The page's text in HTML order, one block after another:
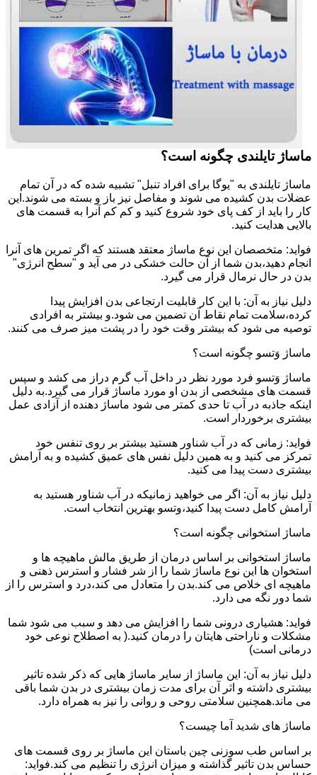
ماساژ تایلندی چگونه است؟
ماساژ تایلندی به "یوگا برای افراد تنبل" تشبیه شده که در آن تمام
عضلات بدن کشیده می شوند و مفاصل نیز باز و بسته می شوند.این
کار را باید از کف پای خود شروع کنید و کم کم آنرا به قسمت های
بالایی هدایت کنید.
فواید: متخصصان این نوع ماساژ معتقد هستند که اگر تمرین های آنرا
انجام دهید،بدن شما از آن حالت خشکی در می آید و "سطح انرژی"
بدن در حال نرمال قرار می گیرد.
دلیل نیاز به آن: با این کار قابلیت ارتجاعی بدن افزایش پیدا
کرده،سلامت تمام نقاط آن تضمین می شود.و بیشتر به افرادی
توصیه می شود که بیشتر وقت خود را در پشت میز صرف می کنند.
ماساژ وَتسو چگونه است؟
ماساژ وَتسو فرد مورد نظر در داخل آب گرم دراز می کشد و سپس
قسمت های مشخصی از بدن او مورد ماساژ قرار می گیرد.به دلیل
اینکه جاذبه در آب تا حدی کمتر می شود ماساژ دهنده از آزادی عمل
بیشتری برخوردار است.
فواید: زمانی که در آب شناور هستید بیشتر بر روی تنفس خود
تمرکز می کنید و به همین دلیل نفس های عمیق کشیده و به آرامش
بیشتری دست پیدا می کنید.
دلیل نیاز به آن: اگر می خواهید زمانیکه در آب شناور هستید به
آرامش کامل دست پیدا کنید،وتسو بهترین انتخاب است.
ماساژ استخوانی چگونه است؟
ماساژ استخوانی بر اساس درمان از طریق مالش ماهیچه ها و
استخوان ها این نوع ماساژ شما را از شر فشار و استرس ذهنی و
ماهیچه ای خلاص می کند.بدن را متعادل می کند،درد و استرس را از
شما دور نگه می دارد.
فواید: هشیاری درونی شما را افزایش می دهد و سبب می شود شما
مشکلات و ناراحتی هایتان را درمان کنید.( به اصطلاح نوعی خود
درمانی است)
دلیل نیاز به آن: این ماساژ از سایر ماساژ هایی که ذکر شده تاثیر
بیشتری داشته و اثر آن برای مدت زمان بیشتری در بدن شما باقی
می ماند.همچنین سلامتی روحی و روانی را نیز به همراه دارد.
ماساژ های شدید آما چیست؟
بر اساس طب سوزنی چین باستان این ماساژ بر روی قسمت های
حساس بدن تاثیر گذاشته و میزان انرژی را تنظیم می کند.فواید: